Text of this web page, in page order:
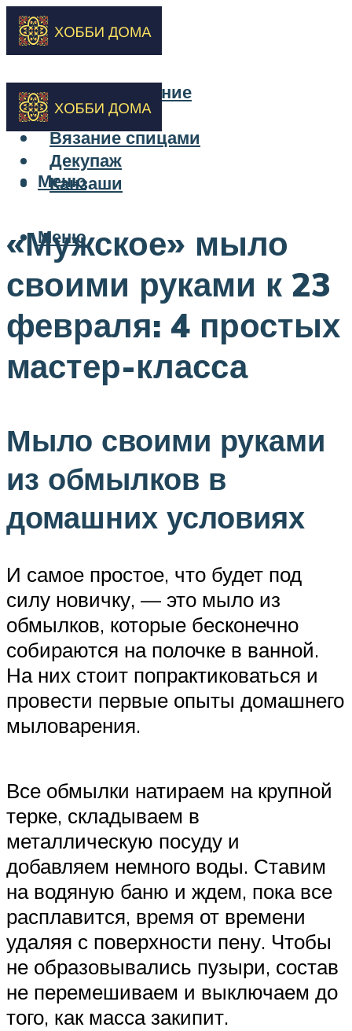
Бисероплетение
Вышивка
Вязание спицами
Декупаж
Канзаши
Меню
Меню
«Мужское» мыло
своими руками к 23
февраля: 4 простых
мастер-класса
Мыло своими руками
из обмылков в
домашних условиях
И самое простое, что будет под
силу новичку, — это мыло из
обмылков, которые бесконечно
собираются на полочке в ванной.
На них стоит попрактиковаться и
провести первые опыты домашнего
мыловарения.
Все обмылки натираем на крупной
терке, складываем в
металлическую посуду и
добавляем немного воды. Ставим
на водяную баню и ждем, пока все
расплавится, время от времени
удаляя с поверхности пену. Чтобы
не образовывались пузыри, состав
не перемешиваем и выключаем до
того, как масса закипит.